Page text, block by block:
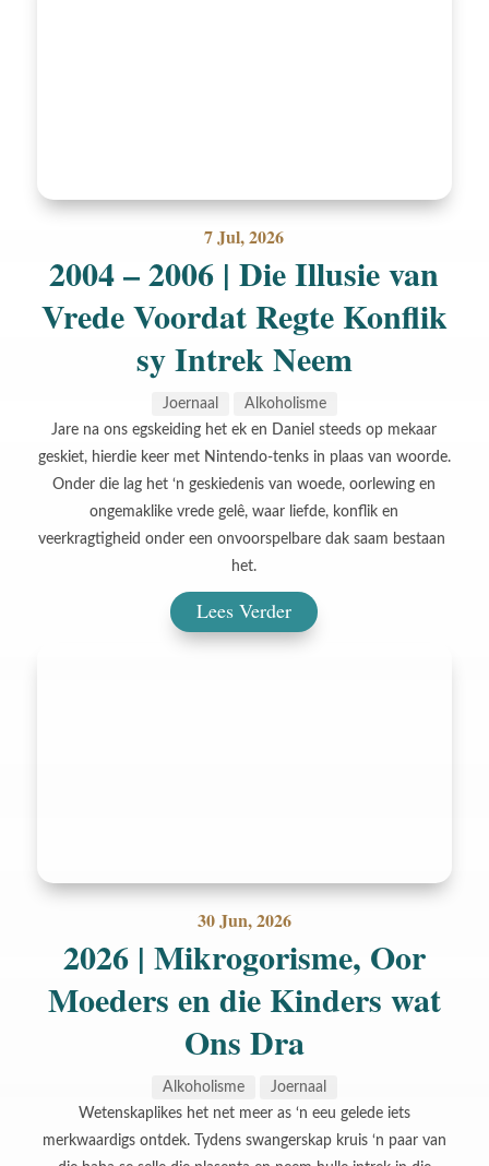
7 Jul, 2026
2004 – 2006 | Die Illusie van
Vrede Voordat Regte Konflik
sy Intrek Neem
Joernaal
Alkoholisme
Jare na ons egskeiding het ek en Daniel steeds op mekaar
geskiet, hierdie keer met Nintendo-tenks in plaas van woorde.
Onder die lag het ‘n geskiedenis van woede, oorlewing en
ongemaklike vrede gelê, waar liefde, konflik en
veerkragtigheid onder een onvoorspelbare dak saam bestaan ​​
het.
Lees Verder
30 Jun, 2026
2026 | Mikrogorisme, Oor
Moeders en die Kinders wat
Ons Dra
Alkoholisme
Joernaal
Wetenskaplikes het net meer as ‘n eeu gelede iets
merkwaardigs ontdek. Tydens swangerskap kruis ‘n paar van